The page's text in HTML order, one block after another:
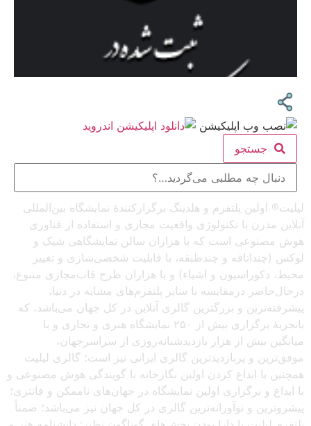
جستجو
لیلیت® اولین پلتفرم و هلدینگ برگزارکنندهٔ نمایشگاه بین‌المللی
آنلاین مدرن با تکنولوژی واقعیت مجازی و استفاده از فناوری
هوش مصنوعی است که با هزاران سالن نمایشگاهی شیک و
لوکس (چنداتاقه و چندطبقه، با قابلیت شخصی‌سازی و تغییر
محیط، دکوراسیون و اشیاء) و با هزاران طرح قاب‌مجازی متنوع،
درحال‌حاضر درمقایسه با سایر پلتفرم‌های مشابه در دنیا،
پیشرفته‌ترین و بزرگترین گالری آنلاین در کل جهان می‌باشد، که
باتجربهٔ برگزاری بیش از ۲۵۰ نمایشگاه هنری و تجاری و با
میانگین بیش از هزار بازدیدشبانه‌روزی از سراسرجهان،
موفق‌ترین و پربازدیدترین گالری ایرانی نیز است؛ گالری لیلیت
همچنین با ابداع کردن اولین نگارخانه با گویندگی هوش مصنوعی و
با ابداع و برگزاری اولین نمایشگاه در جهان‌های ناممکن و فانتزی؛
پیشروترین و نوآورانه‌ترین گالری در کل جهان نیز می‌باشد؛ ضمناً